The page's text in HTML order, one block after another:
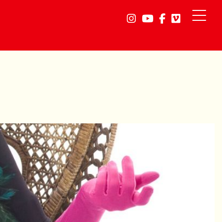
Link a instagram
Link a youtube
Link aLink a